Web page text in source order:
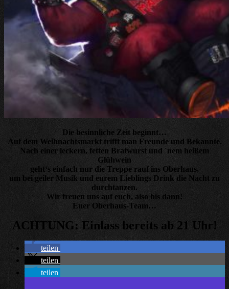
Die besinnliche Zeit beginnt…
Auf dem Weihnachtsmarkt trifft man Freunde und Bekannte.
Nach einer leckern, fetten Bratwurst und ´nem heißem
Glühwein
geht‘s einfach nur die Treppe rauf ins Oberhaus,
um bei geiler Musik und eurem Lieblings Drink die Nacht zu
durchtanzen.
Wir freuen uns auf euch, also bis dann!
Euer Oberhaus-Team…
ACHTUNG: Einlass bereits ab 21 Uhr!
teilen
teilen
teilen